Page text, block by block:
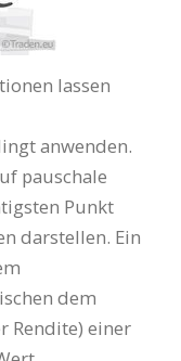
lassen
anwenden.
pauschale
Punkt
darstellen. Ein
dem
Rendite) einer